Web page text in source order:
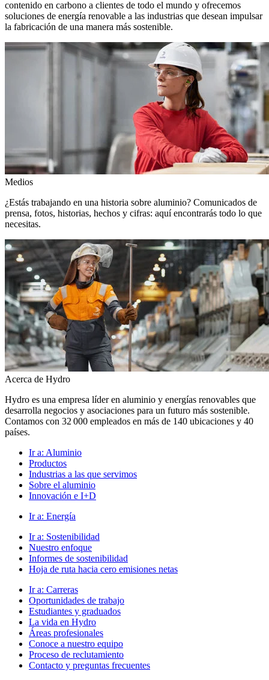
contenido en carbono a clientes de todo el mundo y ofrecemos
soluciones de energía renovable a las industrias que desean impulsar
la fabricación de una manera más sostenible.
Medios
¿Estás trabajando en una historia sobre aluminio? Comunicados de
prensa, fotos, historias, hechos y cifras: aquí encontrarás todo lo que
necesitas.
Acerca de Hydro
Hydro es una empresa líder en aluminio y energías renovables que
desarrolla negocios y asociaciones para un futuro más sostenible.
Contamos con 32 000 empleados en más de 140 ubicaciones y 40
países.
Ir a: Aluminio
Productos
Industrias a las que servimos
Sobre el aluminio
Innovación e I+D
Ir a: Energía
Ir a: Sostenibilidad
Nuestro enfoque
Informes de sostenibilidad
Hoja de ruta hacia cero emisiones netas
Ir a: Carreras
Oportunidades de trabajo
Estudiantes y graduados
La vida en Hydro
Áreas profesionales
Conoce a nuestro equipo
Proceso de reclutamiento
Contacto y preguntas frecuentes